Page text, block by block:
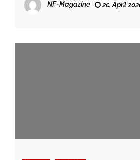
NF-Magazine 20. April